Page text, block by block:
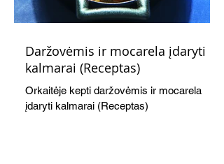
Daržovėmis ir mocarela įdaryti
kalmarai (Receptas)
Orkaitėje kepti daržovėmis ir mocarela
įdaryti kalmarai (Receptas)